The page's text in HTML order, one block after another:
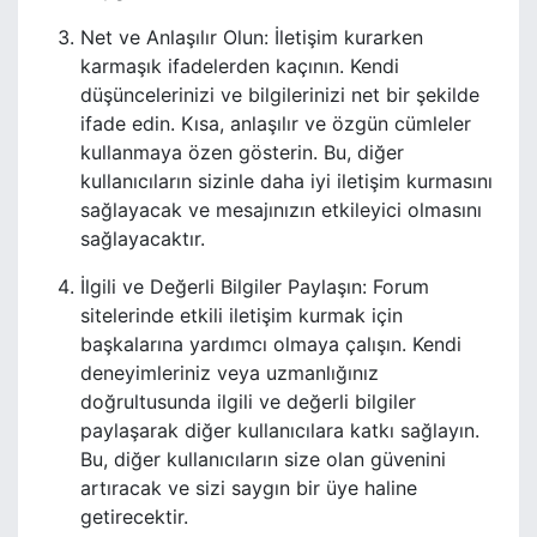
Net ve Anlaşılır Olun: İletişim kurarken
karmaşık ifadelerden kaçının. Kendi
düşüncelerinizi ve bilgilerinizi net bir şekilde
ifade edin. Kısa, anlaşılır ve özgün cümleler
kullanmaya özen gösterin. Bu, diğer
kullanıcıların sizinle daha iyi iletişim kurmasını
sağlayacak ve mesajınızın etkileyici olmasını
sağlayacaktır.
İlgili ve Değerli Bilgiler Paylaşın: Forum
sitelerinde etkili iletişim kurmak için
başkalarına yardımcı olmaya çalışın. Kendi
deneyimleriniz veya uzmanlığınız
doğrultusunda ilgili ve değerli bilgiler
paylaşarak diğer kullanıcılara katkı sağlayın.
Bu, diğer kullanıcıların size olan güvenini
artıracak ve sizi saygın bir üye haline
getirecektir.